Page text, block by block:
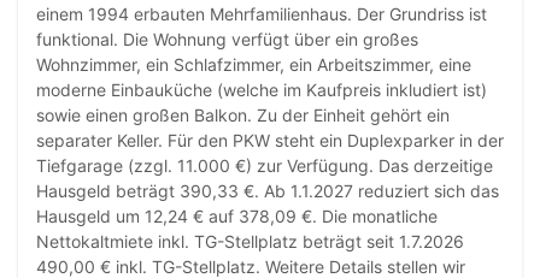
einem 1994 erbauten Mehrfamilienhaus. Der Grundriss ist
funktional. Die Wohnung verfügt über ein großes
Wohnzimmer, ein Schlafzimmer, ein Arbeitszimmer, eine
moderne Einbauküche (welche im Kaufpreis inkludiert ist)
sowie einen großen Balkon. Zu der Einheit gehört ein
separater Keller. Für den PKW steht ein Duplexparker in der
Tiefgarage (zzgl. 11.000 €) zur Verfügung. Das derzeitige
Hausgeld beträgt 390,33 €. Ab 1.1.2027 reduziert sich das
Hausgeld um 12,24 € auf 378,09 €. Die monatliche
Nettokaltmiete inkl. TG-Stellplatz beträgt seit 1.7.2026
490,00 € inkl. TG-Stellplatz. Weitere Details stellen wir